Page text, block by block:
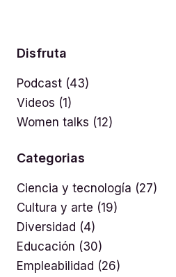
Disfruta
Podcast (43)
Videos (1)
Women talks (12)
Categorias
Ciencia y tecnología (27)
Cultura y arte (19)
Diversidad (4)
Educación (30)
Empleabilidad (26)